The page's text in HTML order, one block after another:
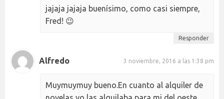
jajaja jajaja buenísimo, como casi siempre,
Fred! 😉
Responder
Alfredo 3 noviembre, 2016 a las 1:38 pm
Muymuymuy bueno.En cuanto al alquiler de